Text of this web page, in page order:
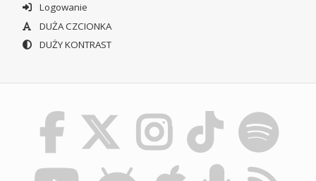
Logowanie
DUŻA CZCIONKA
DUŻY KONTRAST